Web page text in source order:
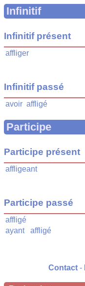
Infinitif
Infinitif présent
affliger
Infinitif passé
avoir affligé
Participe
Participe présent
affligeant
Participe passé
affligé
ayant
affligé
Contact -